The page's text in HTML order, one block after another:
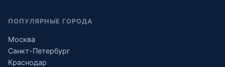
ПОПУЛЯРНЫЕ ГОРОДА
Москва
Санкт-Петербург
Краснодар